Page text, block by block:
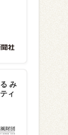
み
ィ